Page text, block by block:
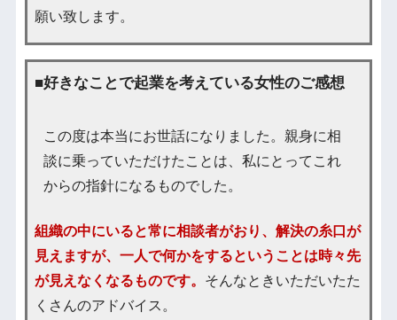
願い致します。
■好きなことで起業を考えている女性のご感想
この度は本当にお世話になりました。親身に相
談に乗っていただけたことは、私にとってこれ
からの指針になるものでした。
組織の中にいると常に相談者がおり、解決の糸口が
見えますが、一人で何かをするということは時々先
が見えなくなるものです。 そんなときいただいたた
くさんのアドバイス。